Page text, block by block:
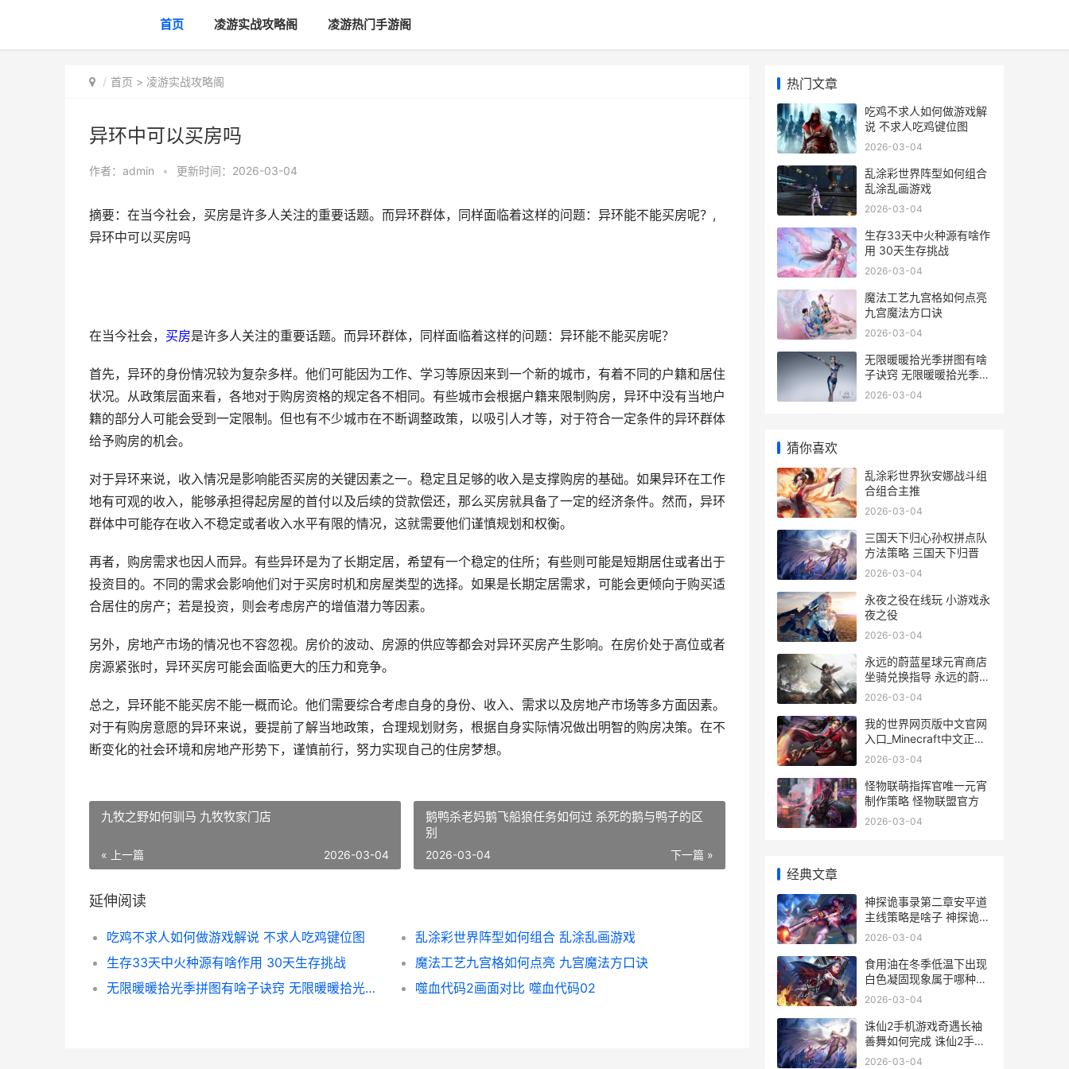
首页 凌游实战攻略阁 凌游热门手游阁
首页 > 凌游实战攻略阁
异环中可以买房吗
作者： admin • 更新时间：2026-03-04
摘要：在当今社会，买房是许多人关注的重要话题。而异环群体，同样面临着这样的问题：异环能不能买房呢？,
异环中可以买房吗
在当今社会， 买房是许多人关注的重要话题。而异环群体，同样面临着这样的问题：异环能不能买房呢？
首先，异环的身份情况较为复杂多样。他们可能因为工作、学习等原因来到一个新的城市，有着不同的户籍和居住
状况。从政策层面来看，各地对于购房资格的规定各不相同。有些城市会根据户籍来限制购房，异环中没有当地户
籍的部分人可能会受到一定限制。但也有不少城市在不断调整政策，以吸引人才等，对于符合一定条件的异环群体
给予购房的机会。
对于异环来说，收入情况是影响能否买房的关键因素之一。稳定且足够的收入是支撑购房的基础。如果异环在工作
地有可观的收入，能够承担得起房屋的首付以及后续的贷款偿还，那么买房就具备了一定的经济条件。然而，异环
群体中可能存在收入不稳定或者收入水平有限的情况，这就需要他们谨慎规划和权衡。
再者，购房需求也因人而异。有些异环是为了长期定居，希望有一个稳定的住所；有些则可能是短期居住或者出于
投资目的。不同的需求会影响他们对于买房时机和房屋类型的选择。如果是长期定居需求，可能会更倾向于购买适
合居住的房产；若是投资，则会考虑房产的增值潜力等因素。
另外，房地产市场的情况也不容忽视。房价的波动、房源的供应等都会对异环买房产生影响。在房价处于高位或者
房源紧张时，异环买房可能会面临更大的压力和竞争。
总之，异环能不能买房不能一概而论。他们需要综合考虑自身的身份、收入、需求以及房地产市场等多方面因素。
对于有购房意愿的异环来说，要提前了解当地政策，合理规划财务，根据自身实际情况做出明智的购房决策。在不
断变化的社会环境和房地产形势下，谨慎前行，努力实现自己的住房梦想。
九牧之野如何驯马 九牧牧家门店
« 上一篇 2026-03-04
鹅鸭杀老妈鹅飞船狼任务如何过 杀死的鹅与鸭子的区
别
下一篇 »
2026-03-04
延伸阅读
吃鸡不求人如何做游戏解说 不求人吃鸡键位图
乱涂彩世界阵型如何组合 乱涂乱画游戏
生存33天中火种源有啥作用 30天生存挑战
魔法工艺九宫格如何点亮 九宫魔法方口诀
无限暖暖拾光季拼图有啥子诀窍 无限暖暖拾光季活动
噬血代码2画面对比 噬血代码02
热门文章
吃鸡不求人如何做游戏解
说 不求人吃鸡键位图
2026-03-04
乱涂彩世界阵型如何组合
乱涂乱画游戏
2026-03-04
生存33天中火种源有啥作
用 30天生存挑战
2026-03-04
魔法工艺九宫格如何点亮
九宫魔法方口诀
2026-03-04
无限暖暖拾光季拼图有啥
子诀窍 无限暖暖拾光季活
动
2026-03-04
猜你喜欢
乱涂彩世界狄安娜战斗组
合组合主推
2026-03-04
三国天下归心孙权拼点队
方法策略 三国天下归晋
2026-03-04
永夜之役在线玩 小游戏永
夜之役
2026-03-04
永远的蔚蓝星球元宵商店
坐骑兑换指导 永远的蔚蓝
星球破解版修改器
2026-03-04
我的世界网页版中文官网
入口_Minecraft中文正版
网页进入 我的世界网页版
2026-03-04
怪物联萌指挥官唯一元宵
制作策略 怪物联盟官方
2026-03-04
经典文章
神探诡事录第二章安平道
主线策略是啥子 神探诡异
录
2026-03-04
食用油在冬季低温下出现
白色凝固现象属于哪种变
化 食用油在冬季低温下出
变化
2026-03-04
诛仙2手机游戏奇遇长袖
善舞如何完成 诛仙2手机
游戏 冰灵峰在哪
2026-03-04